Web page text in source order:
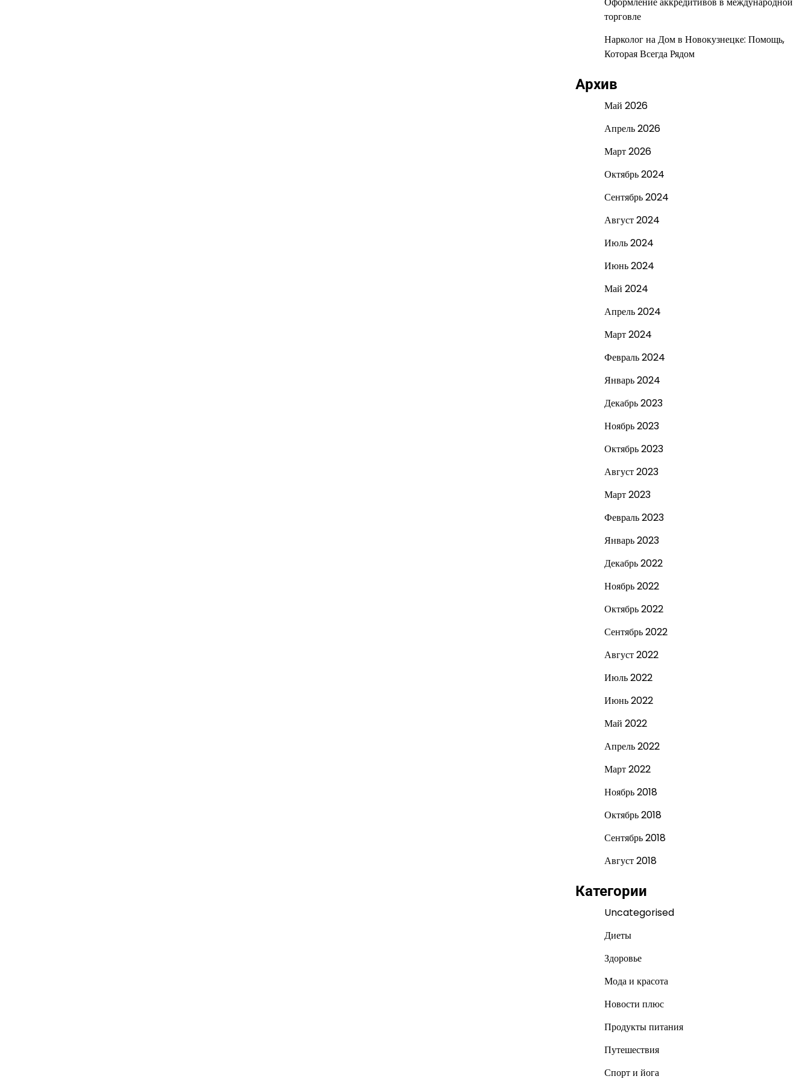
торговле
Нарколог на Дом в Новокузнецке: Помощь,
Которая Всегда Рядом
Архив
Май 2026
Апрель 2026
Март 2026
Октябрь 2024
Сентябрь 2024
Август 2024
Июль 2024
Июнь 2024
Май 2024
Апрель 2024
Март 2024
Февраль 2024
Январь 2024
Декабрь 2023
Ноябрь 2023
Октябрь 2023
Август 2023
Март 2023
Февраль 2023
Январь 2023
Декабрь 2022
Ноябрь 2022
Октябрь 2022
Сентябрь 2022
Август 2022
Июль 2022
Июнь 2022
Май 2022
Апрель 2022
Март 2022
Ноябрь 2018
Октябрь 2018
Сентябрь 2018
Август 2018
Категории
Uncategorised
Диеты
Здоровье
Мода и красота
Новости плюс
Продукты питания
Путешествия
Спорт и йога